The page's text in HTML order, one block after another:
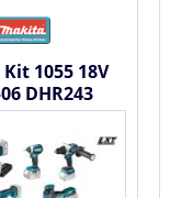
1055 18V
DHR243
DTD153